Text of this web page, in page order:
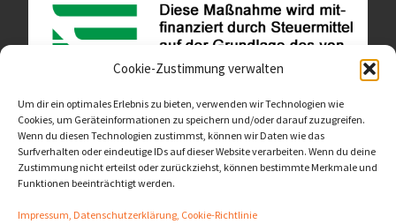
Cookie-Zustimmung verwalten
Um dir ein optimales Erlebnis zu bieten, verwenden wir Technologien wie
Cookies, um Geräteinformationen zu speichern und/oder darauf zuzugreifen.
Wenn du diesen Technologien zustimmst, können wir Daten wie das
Surfverhalten oder eindeutige IDs auf dieser Website verarbeiten. Wenn du deine
Zustimmung nicht erteilst oder zurückziehst, können bestimmte Merkmale und
Funktionen beeinträchtigt werden.
Impressum, Datenschutzerklärung, Cookie-Richtlinie
Diese Website ist als Teil des Projektes "Wachsen lassen
- Raum geben" entstanden.>>>